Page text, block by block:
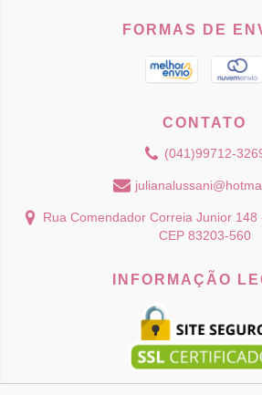
FORMAS DE
CONTATO
(041)99712-
Rua Comendador Correia Junior
CEP 83203-560
INFORMAÇÃO